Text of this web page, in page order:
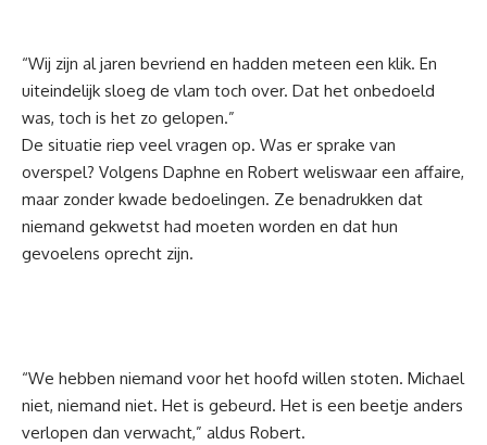
“Wij zijn al jaren bevriend en hadden meteen een klik. En
uiteindelijk sloeg de vlam toch over. Dat het onbedoeld
was, toch is het zo gelopen.”
De situatie riep veel vragen op. Was er sprake van
overspel? Volgens Daphne en Robert weliswaar een affaire,
maar zonder kwade bedoelingen. Ze benadrukken dat
niemand gekwetst had moeten worden en dat hun
gevoelens oprecht zijn.
“We hebben niemand voor het hoofd willen stoten. Michael
niet, niemand niet. Het is gebeurd. Het is een beetje anders
verlopen dan verwacht,” aldus Robert.